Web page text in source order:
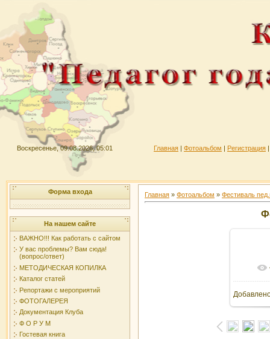
Воскресенье, 09.08.2026, 05:01 Главная | Фотоальбом | Регистрация
Форма входа
На нашем сайте
ВАЖНО!!! Как работать с сайтом
У вас проблемы? Вам сюда!
(вопрос/ответ)
МЕТОДИЧЕСКАЯ КОПИЛКА
Каталог статей
Репортажи с мероприятий
ФОТОГАЛЕРЕЯ
Документация Клуба
Ф О Р У М
Гостевая книга
Главная » Фотоальбом » Фестиваль